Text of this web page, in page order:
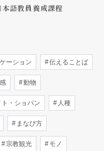
本語教員養成課程
ーション 伝えることば
動物
・ショパン 人種
まなび方
宗教観光 モノ